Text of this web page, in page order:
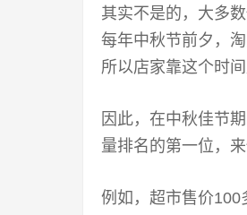
其实不是的，大多
每年中秋节前夕，
所以店家靠这个时间
因此，在中秋佳节
量排名的第一位，
例如，超市售价100